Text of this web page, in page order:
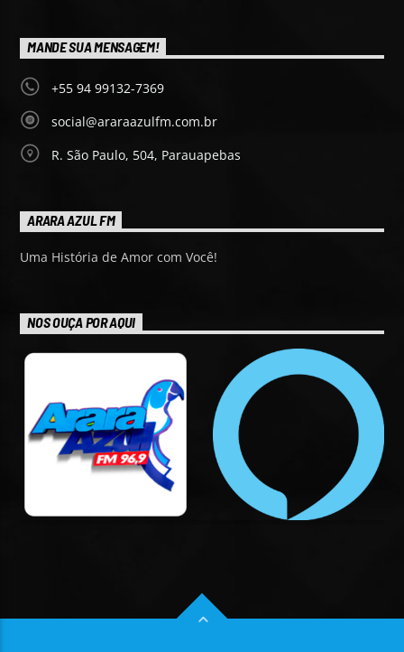
MANDE SUA MENSAGEM!
+55 94 99132-7369
social@araraazulfm.com.br
R. São Paulo, 504, Parauapebas
ARARA AZUL FM
Uma História de Amor com Você!
NOS OUÇA POR AQUI